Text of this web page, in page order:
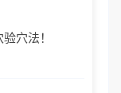
穴法！